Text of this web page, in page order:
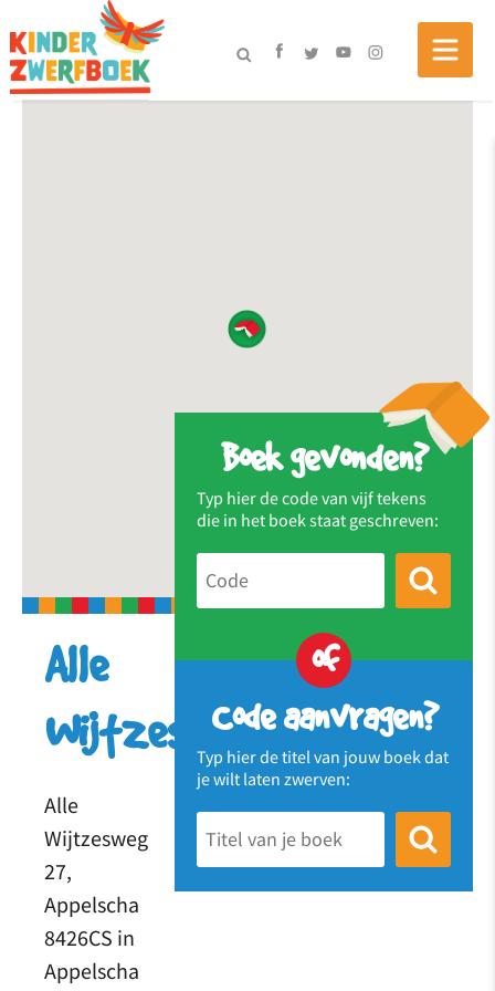
Boek gevonden?
Typ hier de code van vijf tekens
die in het boek staat geschreven:
of
Code aanvragen?
Typ hier de titel van jouw boek dat
je wilt laten zwerven:
Alle
Wijtzesweg
Alle
Wijtzesweg
27,
Appelscha
8426CS in
Appelscha